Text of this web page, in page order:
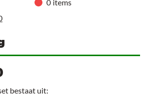
0 items
bestaat uit: